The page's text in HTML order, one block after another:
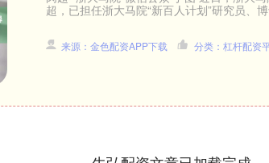
超，已担任浙大马院“新百人计划”研究员、
来源：金色配资APP下载 分类：杠杆配资